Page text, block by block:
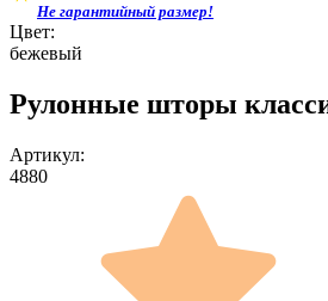
Не гарантийный размер!
Цвет:
бежевый
Рулонные шторы
Артикул:
4880